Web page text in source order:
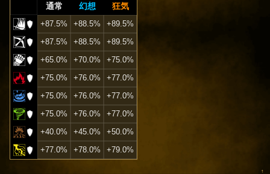
通常 幻想 狂気
+87.5% +88.5%
+89.5%
+87.5%
+88.5%
+89.5%
+65.0%
+70.0%
+75.0%
+75.0%
+76.0%
+77.0%
+75.0%
+76.0%
+77.0%
+75.0%
+76.0%
+77.0%
+40.0%
+45.0%
+50.0%
+77.0%
+78.0% +79.0%
↑